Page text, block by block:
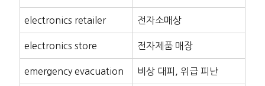
electronics retailer 전자소매상
electronics store 전자제품 매장
emergency evacuation 비상 대피, 위급 피난